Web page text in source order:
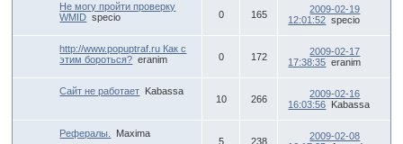
Не могу пройти проверку
WMID specio 0 165
2009-02-19
12:01:52 specio
http://www.popuptraf.ru Как с
этим бороться? eranim 0 172
2009-02-17
17:38:35 eranim
Сайт не работает Kabassa
10 266
2009-02-16
16:03:56
Kabassa
Рефералы. Maxima
5 238
2009-02-08